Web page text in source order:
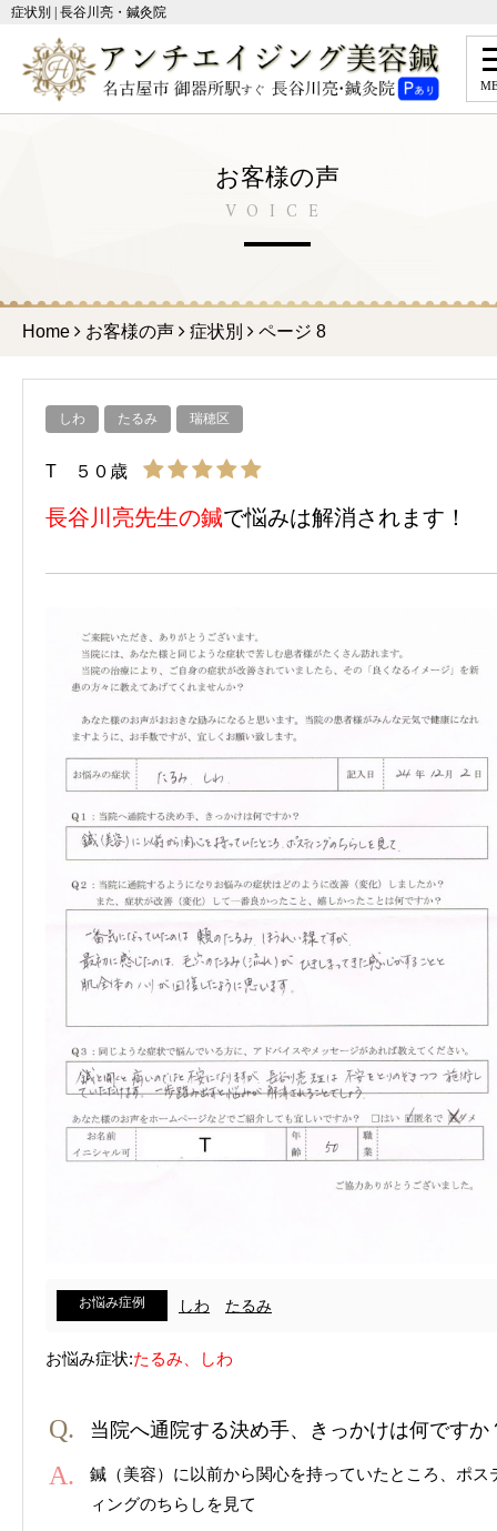
症状別 | 長谷川亮・鍼灸院
お客様の声
VOICE
Home お客様の声 症状別 ページ 8
しわ たるみ 瑞穂区
T ５０歳
長谷川亮先生の鍼で悩みは解消されます！
お悩み症例 しわ たるみ
お悩み症状:たるみ、しわ
当院へ通院する決め手、きっかけは何ですか
鍼（美容）に以前から関心を持っていたところ、ポス
ィングのちらしを見て